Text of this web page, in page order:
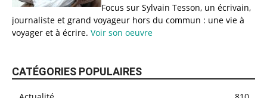
Focus sur Sylvain Tesson, un écrivain,
journaliste et grand voyageur hors du commun : une vie à
voyager et à écrire. Voir son oeuvre
CATÉGORIES POPULAIRES